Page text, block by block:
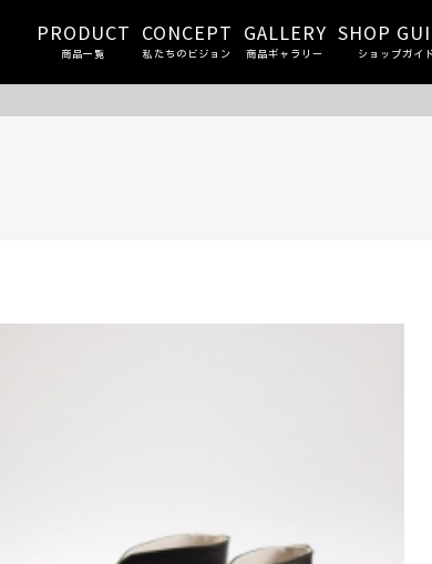
PRODUCT
商品一覧
CONCEPT
私たちのビジョン
GALLERY
商品ギャラリー
SHOP
ショップガイド